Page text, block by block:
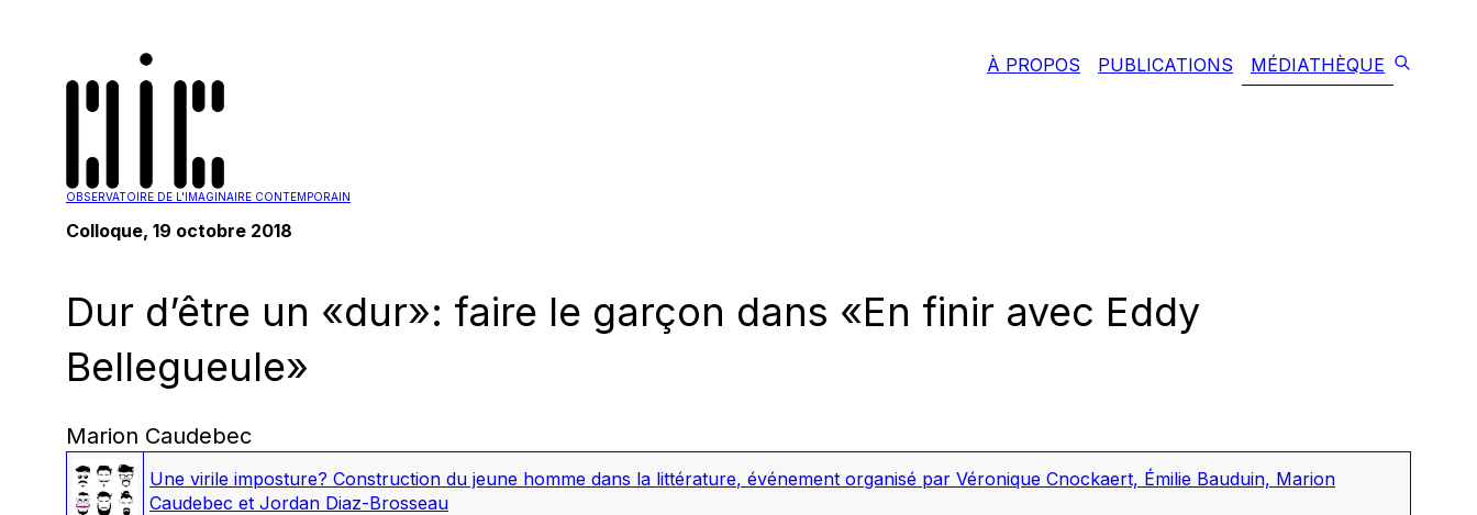
OBSERVATOIRE DE L'IMAGINAIRE CONTEMPORAIN
À PROPOS PUBLICATIONS MÉDIATHÈQUE
Colloque, 19 octobre 2018
Dur d’être un «dur»: faire le garçon dans «En finir avec Eddy
Bellegueule»
Marion Caudebec
Une virile imposture? Construction du jeune homme dans la littérature, événement organisé par Véronique Cnockaert, Émilie Bauduin, Marion
Caudebec et Jordan Diaz-Brosseau